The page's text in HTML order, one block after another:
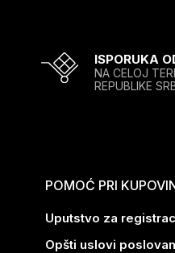
ISPORUKA
NA CELOJ
REPUBLIKE
POMOĆ PRI
Uputstvo za
Opšti uslovi